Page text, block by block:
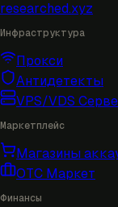
researched.xyz
Инфраструктура
Прокси
Антидетекты
VPS/VDS
Маркетплейс
Магазины
OTC Маркет
Финансы